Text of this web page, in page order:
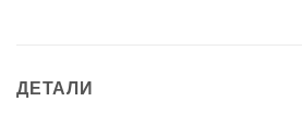
ДЕТАЛИ